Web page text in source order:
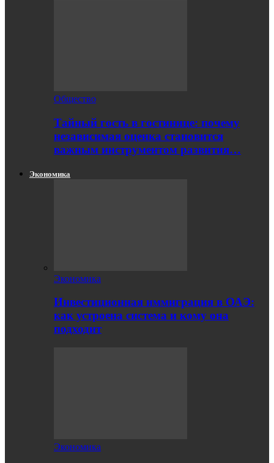
Общество
Тайный гость в гостинице: почему
независимая оценка становится
важным инструментом развития…
Экономика
Экономика
Инвестиционная иммиграция в ОАЭ:
как устроена система и кому она
подходит
Экономика